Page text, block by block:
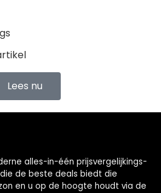
Lees nu
alles-in-één prijsvergelijkings-
de beste deals biedt die
en u op de hoogte houdt via de